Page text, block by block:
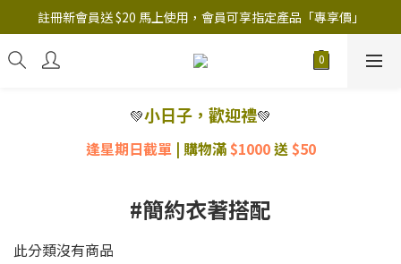
註冊新會員送 $20 馬上使用，會員可享指定產品「​專享價」
註冊新會員送 $20 馬上使用，會員可享指定產品「​專享價」
B.Y.O.B Mask Collection 任選優惠: 4件9折
💚小日子，歡迎禮💚
逢星期日截單| 購物滿$1000送$50
#簡約衣著搭配
此分類沒有商品